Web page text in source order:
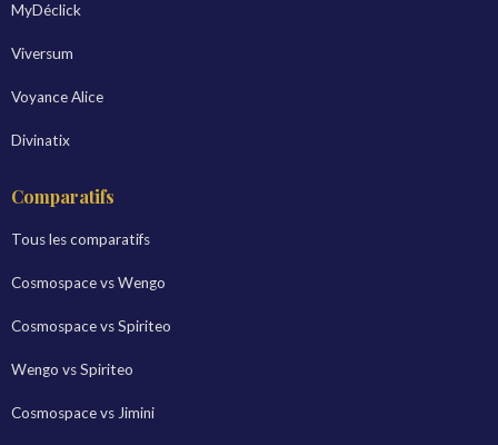
MyDéclick
Viversum
Voyance Alice
Divinatix
Comparatifs
Tous les comparatifs
Cosmospace vs Wengo
Cosmospace vs Spiriteo
Wengo vs Spiriteo
Cosmospace vs Jimini